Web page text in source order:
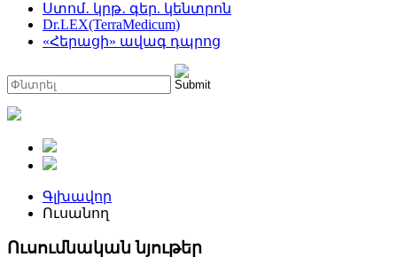
Ստոմ․ կրթ․ գեր. կենտրոն
Dr.LEX(TerraMedicum)
«Հերացի» ավագ դպրոց
Գլխավոր
Ուսանող
Ուսումնական նյութեր